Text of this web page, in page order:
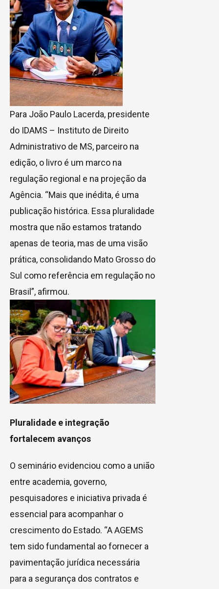
Para João Paulo Lacerda, presidente
do IDAMS – Instituto de Direito
Administrativo de MS, parceiro na
edição, o livro é um marco na
regulação regional e na projeção da
Agência. “Mais que inédita, é uma
publicação histórica. Essa pluralidade
mostra que não estamos tratando
apenas de teoria, mas de uma visão
prática, consolidando Mato Grosso do
Sul como referência em regulação no
Brasil”, afirmou.
Pluralidade e integração
fortalecem avanços
O seminário evidenciou como a união
entre academia, governo,
pesquisadores e iniciativa privada é
essencial para acompanhar o
crescimento do Estado. “A AGEMS
tem sido fundamental ao fornecer a
pavimentação jurídica necessária
para a segurança dos contratos e